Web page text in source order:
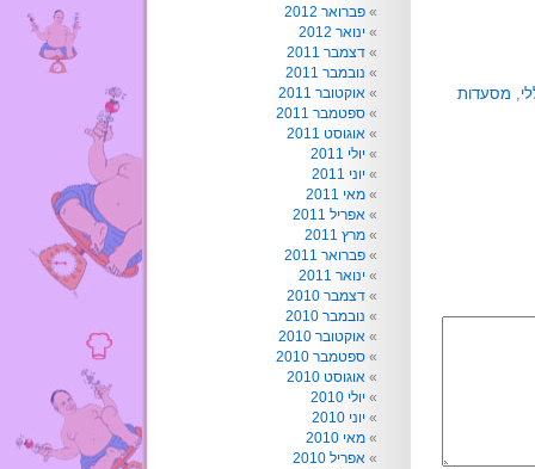
, מסעדות
פברואר 2012
ינואר 2012
דצמבר 2011
נובמבר 2011
אוקטובר 2011
ספטמבר 2011
אוגוסט 2011
יולי 2011
יוני 2011
מאי 2011
אפריל 2011
מרץ 2011
פברואר 2011
ינואר 2011
דצמבר 2010
נובמבר 2010
אוקטובר 2010
ספטמבר 2010
אוגוסט 2010
יולי 2010
יוני 2010
מאי 2010
אפריל 2010